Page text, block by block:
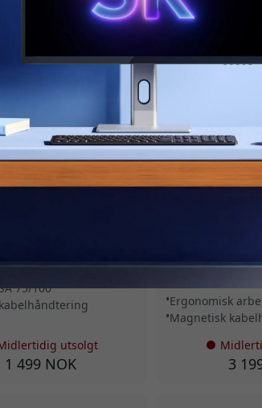
75/100
utsolgt
1 499 NOK
ALOGIC Aspekt
monitorstativ for
kabelhåndtering
Kan brukes
Ergonomisk
Magnetisk
3